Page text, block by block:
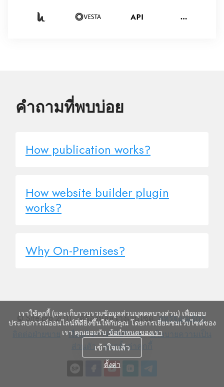
คำถามที่พบบ่อย
How publication works?
How website builder plugin
works?
Why On-Premises?
© Site.pro 2011. เครื่องมือสร้างเว็บไซต์.สหรัฐอเมริกา.
เงื่อนไข
ให้
บริการ
เงื่อนไขการให้บริการ
นโยบาย
นโยบายความเป็น
ส่วนตัว
การ
ตั้ง
ค่า
การตั้งค่าคุกกี้
เราใช้คุกกี้ (และเก็บรวบรวมข้อมูลส่วนบุคคลบางส่วน) เพื่อมอบ
ประสบการณ์ออนไลน์ที่ดียิ่งขึ้นให้กับคุณ โดยการเยี่ยมชมเว็บไซต์ของ
เรา คุณยอมรับ ข้อกำหนดของเรา
เข้าใจแล้ว
ตั้งค่า